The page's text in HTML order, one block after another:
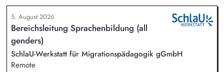
beantwortest Fragen zu Umwelt-, Arten- und Klimaschutz nach
bestem Wissen und Gewissen. Du unterstützt Kampagnen
und Aktionen, beispielsweise durch das Sammeln von
Unterschriften für Petitionen.
5. August 2026
Bereichsleitung Sprachenbildung (all
genders)
SchlaU-Werkstatt für Migrationspädagogik gGmbH
Remote